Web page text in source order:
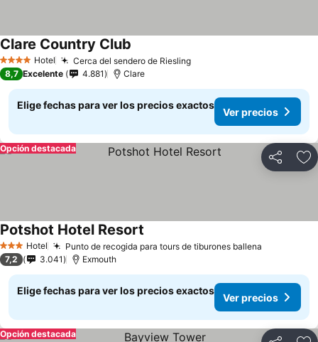
4 EstrellasHotel Cerca del sendero de RieslingVer precios
Clare Country Club
8,7 Excelente 4.881 Clare
Elige fechas para ver los precios exactos
Ver precios
Compartir
Opción destacada
3 Estrellas
Hotel Punto de recogida para tours de tiburones ballena
Potshot Hotel Resort
7,2 3.041 Exmouth
Elige fechas para ver los precios exactos
Ver precios
Opción destacada